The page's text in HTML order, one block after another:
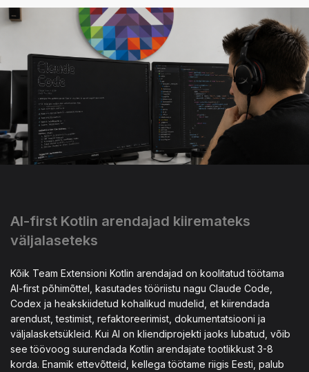
AI-first Kotlin arendajad kiiremateks
väljalaseteks
Kõik Team Extensioni Kotlin arendajad on koolitatud töötama
AI-first põhimõttel, kasutades tööriistu nagu Claude Code,
Codex ja heakskiidetud kohalikud mudelid, et kiirendada
arendust, testimist, refaktoreerimist, dokumentatsiooni ja
väljalasketsükleid. Kui AI on kliendiprojekti jaoks lubatud, võib
see töövoog suurendada Kotlin arendajate tootlikkust 3-8
korda. Enamik ettevõtteid, kellega töötame riigis Eesti, palub